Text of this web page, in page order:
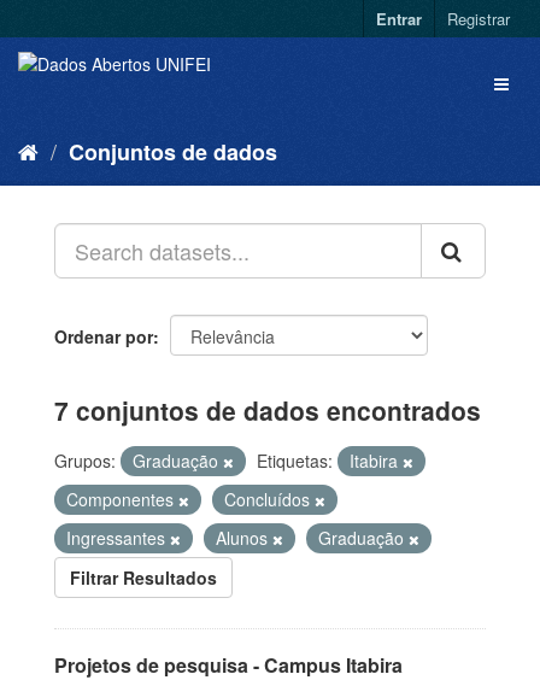
Entrar Registrar
Conjuntos de dados
Ordenar por
7 conjuntos de dados encontrados
Grupos: Graduação Etiquetas:
Itabira
Componentes
Concluídos
Ingressantes
Alunos
Graduação
Filtrar Resultados
Projetos de pesquisa - Campus Itabira